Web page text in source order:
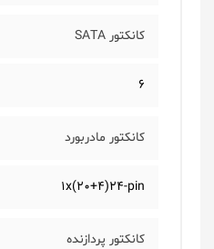
کانکتور SATA
6
کانکتور مادربورد
1x(20+4)24-pin
کانکتور پردازنده